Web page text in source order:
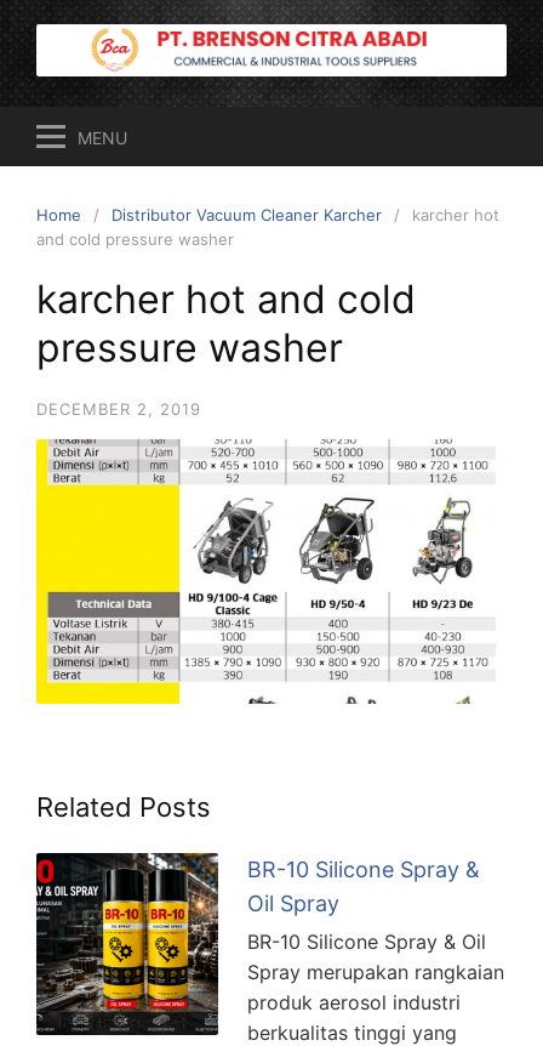
to
content
MENU
Home Distributor Vacuum Cleaner Karcher
karcher hot
and cold pressure washer
karcher hot and cold
pressure washer
DECEMBER 2, 2019
Related Posts
BR-10 Silicone Spray &
Oil Spray
BR-10 Silicone Spray & Oil
Spray merupakan rangkaian
produk aerosol industri
berkualitas tinggi yang